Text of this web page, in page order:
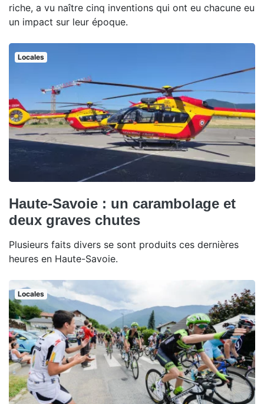
riche, a vu naître cinq inventions qui ont eu chacune eu
un impact sur leur époque.
Locales
Haute-Savoie : un carambolage et
deux graves chutes
Plusieurs faits divers se sont produits ces dernières
heures en Haute-Savoie.
Locales